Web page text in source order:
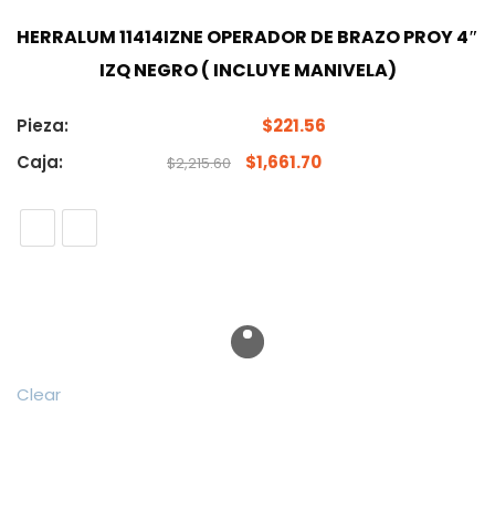
HERRALUM 11414IZNE OPERADOR DE BRAZO PROY 4″
IZQ NEGRO ( INCLUYE MANIVELA)
Pieza: $221.56
Caja:
$2,215.60 $1,661.70
Clear